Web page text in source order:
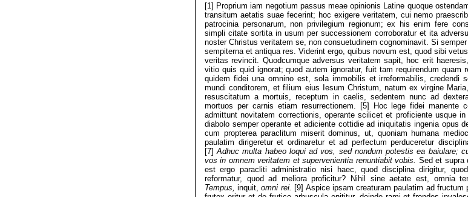
[1] Proprium iam negotium passus meae opinionis Latine quoque
transitum aetatis suae fecerint; hoc exigere veritatem, cui nemo
patrocinia personarum, non privilegium regionum; ex his enim fere
simpli citate sortita in usum per successionem corroboratur et ita
noster Christus veritatem se, non consuetudinem cognominavit. Si
sempiterna et antiqua res. Viderint ergo, quibus novum est, quod sibi
veritas revincit. Quodcumque adversus veritatem sapit, hoc erit
vitio quis quid ignorat; quod autem ignoratur, fuit tam requirendum quam
quidem fidei una omnino est, sola immobilis et irreformabilis, credendi
mundi conditorem, et filium eius Iesum Christum, natum ex virgine
resuscitatum a mortuis, receptum in caelis, sedentem nunc ad
mortuos per carnis etiam resurrectionem. [5] Hoc lege fidei manente
admittunt novitatem correctionis, operante scilicet et proficiente usque
diabolo semper operante et adiciente cottidie ad iniquitatis ingenia opus
cum propterea paraclitum miserit dominus, ut, quoniam humana
paulatim dirigeretur et ordinaretur et ad perfectum perduceretur
[7]Adhuc multa habeo loqui ad vos, sed nondum potestis ea baiulare;
vos in omnem veritatem et supervenientia renuntiabit vobis. Sed et supra
est ergo paracliti administratio nisi haec, quod disciplina dirigitur,
reformatur, quod ad meliora proficitur? Nihil sine aetate est, omnia
Tempus,inquit,omni rei. [9] Aspice ipsam creaturam paulatim ad fructum